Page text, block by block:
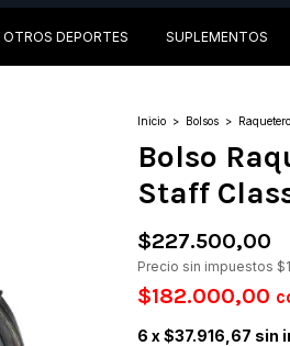
OTROS DEPORTES SUPLEMENTOS
Inicio > Bolsos > Raquetero
Bolso
Staff
$227.500,00
Precio sin impuestos
$182.000,00
6 x$37.916,67 sin